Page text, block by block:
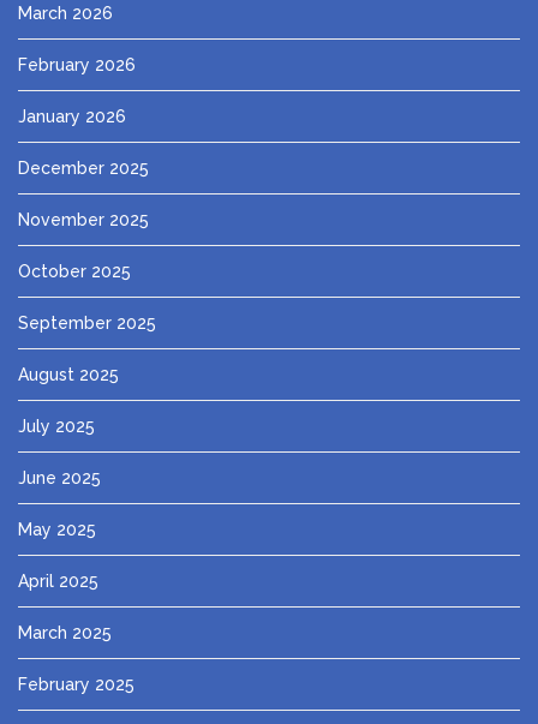
March 2026
February 2026
January 2026
December 2025
November 2025
October 2025
September 2025
August 2025
July 2025
June 2025
May 2025
April 2025
March 2025
February 2025